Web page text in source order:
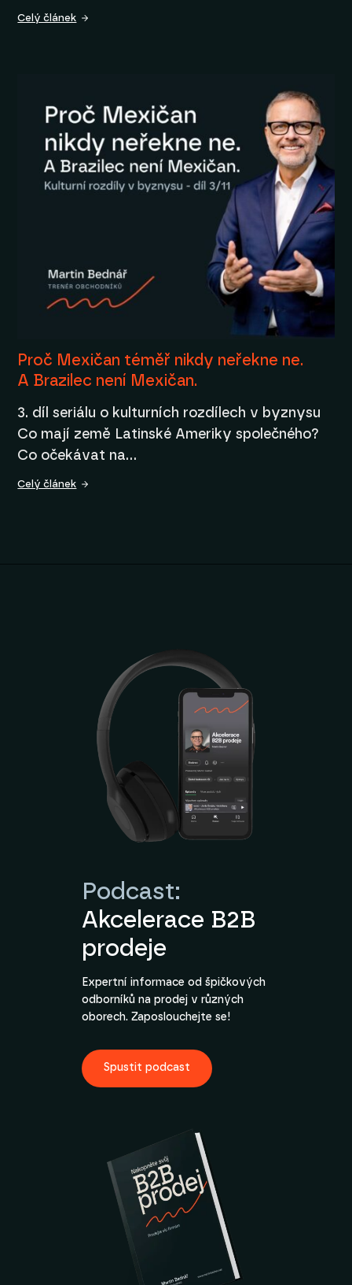
Celý článek
Proč Mexičan téměř nikdy neřekne ne.
A Brazilec není Mexičan.
3. díl seriálu o kulturních rozdílech v byznysu
Co mají země Latinské Ameriky společného?
Co očekávat na…
Celý článek
Podcast:
Akcelerace B2B
prodeje
Expertní informace od špičkových
odborníků na prodej v různých
oborech. Zaposlouchejte se!
Spustit podcast